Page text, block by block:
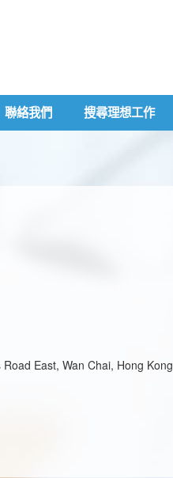
聯絡我們 搜尋理想工作
East, Wan Chai, Hong Kong